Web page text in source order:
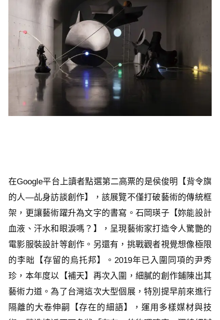
在Google平台上讀者點選第二高票的是侯俊明【背令旗
的人—乩身訪談創作】，該展覽不僅打破藝術的傳統框
架，更讓藝術躍升為文字的書寫。石岡瑛子【妳能設計
血液、汗水和眼淚嗎？】，呈現藝術家打造令人驚艷的
電影服裝設計等創作。另還有，挑戰觀者視覺想像極限
的李昢【存留的烏托邦】。2019年已入圍同項的尹秀
珍，本年度以【補天】再次入圍，細膩的創作鋪陳出其
藝術力道。為了台灣這次大型個展，特別提早前來進行
隔離的大卷伸嗣【存在的細語】，運用多樣媒材與技